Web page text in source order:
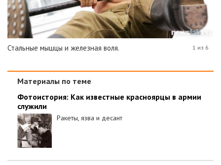
Стальные мышцы и железная воля. 1 из 6
Материалы по теме
Фотоистория: Как известные красноярцы в армии
служили
Ракеты, язва и десант